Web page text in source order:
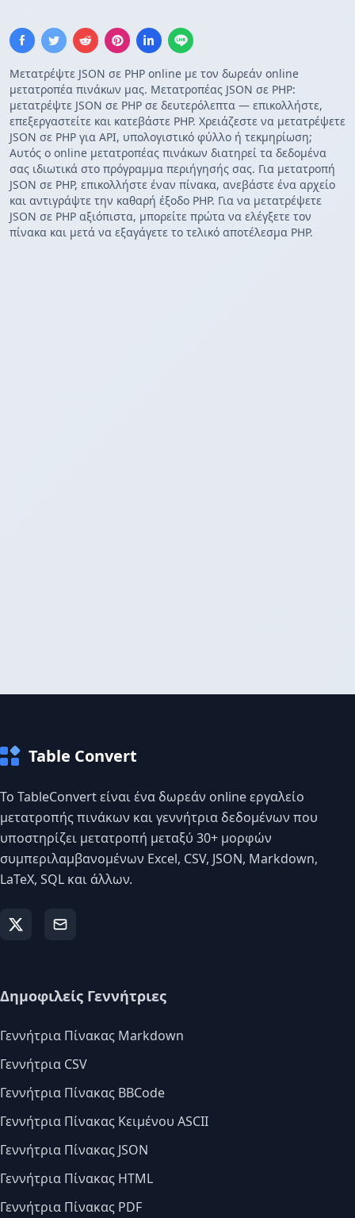
Μετατρέψτε JSON σε PHP online με τον δωρεάν online
μετατροπέα πινάκων μας. Μετατροπέας JSON σε PHP:
μετατρέψτε JSON σε PHP σε δευτερόλεπτα — επικολλήστε,
επεξεργαστείτε και κατεβάστε PHP. Χρειάζεστε να μετατρέψετε
JSON σε PHP για API, υπολογιστικό φύλλο ή τεκμηρίωση;
Αυτός ο online μετατροπέας πινάκων διατηρεί τα δεδομένα
σας ιδιωτικά στο πρόγραμμα περιήγησής σας. Για μετατροπή
JSON σε PHP, επικολλήστε έναν πίνακα, ανεβάστε ένα αρχείο
και αντιγράψτε την καθαρή έξοδο PHP. Για να μετατρέψετε
JSON σε PHP αξιόπιστα, μπορείτε πρώτα να ελέγξετε τον
πίνακα και μετά να εξαγάγετε το τελικό αποτέλεσμα PHP.
Table Convert
Το TableConvert είναι ένα δωρεάν online εργαλείο
μετατροπής πινάκων και γεννήτρια δεδομένων που
υποστηρίζει μετατροπή μεταξύ 30+ μορφών
συμπεριλαμβανομένων Excel, CSV, JSON, Markdown,
LaTeX, SQL και άλλων.
Δημοφιλείς Γεννήτριες
Γεννήτρια Πίνακας Markdown
Γεννήτρια CSV
Γεννήτρια Πίνακας BBCode
Γεννήτρια Πίνακας Κειμένου ASCII
Γεννήτρια Πίνακας JSON
Γεννήτρια Πίνακας HTML
Γεννήτρια Πίνακας PDF